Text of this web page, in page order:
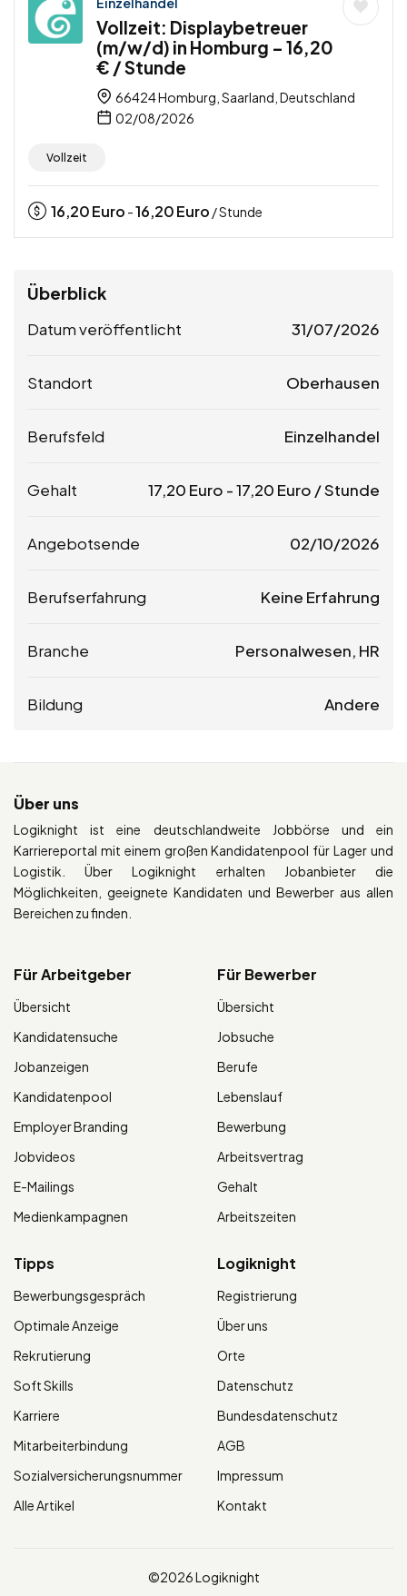
Vollzeit: Displaybetreuer
(m/w/d) in Homburg – 16,20
€ / Stunde
66424 Homburg, Saarland, Deutschland
02/08/2026
Vollzeit
16,20Euro -16,20Euro / Stunde
Überblick
Datum veröffentlicht 31/07/2026
Standort Oberhausen
Berufsfeld Einzelhandel
Gehalt 17,20 Euro -17,20 Euro / Stunde
Angebotsende 02/10/2026
Berufserfahrung Keine Erfahrung
Branche Personalwesen, HR
Bildung Andere
Über uns
Logiknight ist eine deutschlandweite Jobbörse und ein
Karriereportal mit einem großen Kandidatenpool für Lager und
Logistik. Über Logiknight erhalten Jobanbieter die
Möglichkeiten, geeignete Kandidaten und Bewerber aus allen
Bereichen zu finden.
Für Arbeitgeber
Übersicht
Kandidatensuche
Jobanzeigen
Kandidatenpool
Employer Branding
Jobvideos
E-Mailings
Medienkampagnen
Für Bewerber
Übersicht
Jobsuche
Berufe
Lebenslauf
Bewerbung
Arbeitsvertrag
Gehalt
Arbeitszeiten
Tipps
Bewerbungsgespräch
Optimale Anzeige
Rekrutierung
Soft Skills
Karriere
Mitarbeiterbindung
Sozialversicherungsnummer
Alle Artikel
Logiknight
Registrierung
Über uns
Orte
Datenschutz
Bundesdatenschutz
AGB
Impressum
Kontakt
©2026 Logiknight